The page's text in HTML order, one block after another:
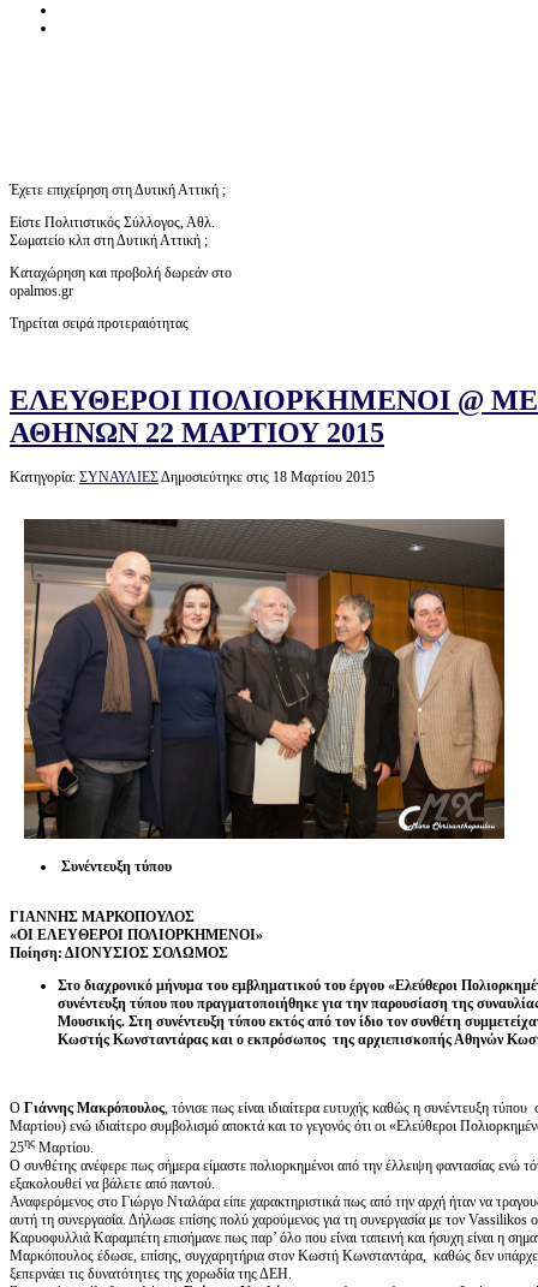
Έχετε επιχείρηση στη Δυτική Αττική ;
Είστε Πολιτιστικός Σύλλογος, Αθλ.
Σωματείο κλπ στη Δυτική Αττική ;
Καταχώρηση και προβολή δωρεάν στο
opalmos.gr
Τηρείται σειρά προτεραιότητας
ΕΛΕΥΘΕΡΟΙ ΠΟΛΙΟΡΚΗΜΕΝΟΙ @
ΑΘΗΝΩΝ 22 ΜΑΡΤΙΟΥ 2015
Κατηγορία: ΣΥΝΑΥΛΙΕΣΔημοσιεύτηκε στις 18 Μαρτίου 2015
Συνέντευξη τύπου
ΓΙΑΝΝΗΣ ΜΑΡΚΟΠΟΥΛΟΣ
«ΟΙ ΕΛΕΥΘΕΡΟΙ ΠΟΛΙΟΡΚΗΜΕΝΟΙ»
Ποίηση: ΔΙΟΝΥΣΙΟΣ ΣΟΛΩΜΟΣ
Στο διαχρονικό μήνυμα του εμβληματικού του έργου «Ελεύθεροι
συνέντευξη τύπου που πραγματοποιήθηκε για την παρουσίαση της
Μουσικής. Στη συνέντευξη τύπου εκτός από τον ίδιο τον συνθέτη
Κωστής Κωνσταντάρας και ο εκπρόσωπος της αρχιεπισκοπής Αθηνών
Ο Γιάννης Μακρόπουλος, τόνισε πως είναι ιδιαίτερα ευτυχής καθώς η συνέντευξη
Μαρτίου) ενώ ιδιαίτερο συμβολισμό αποκτά και το γεγονός ότι οι «Ελεύθεροι
25ης Μαρτίου.
Ο συνθέτης ανέφερε πως σήμερα είμαστε πολιορκημένοι από την έλλειψη φαντασίας ενώ
εξακολουθεί να βάλετε από παντού.
Αναφερόμενος στο Γιώργο Νταλάρα είπε χαρακτηριστικά πως από την αρχή ήταν να
αυτή τη συνεργασία. Δήλωσε επίσης πολύ χαρούμενος για τη συνεργασία με τον Vassilikos
Καρυοφυλλιά Καραμπέτη επισήμανε πως παρ’ όλο που είναι ταπεινή και ήσυχη είναι η
Μαρκόπουλος έδωσε, επίσης, συγχαρητήρια στον Κωστή Κωνσταντάρα, καθώς δεν
ξεπερνάει τις δυνατότητες της χορωδία της ΔΕΗ.